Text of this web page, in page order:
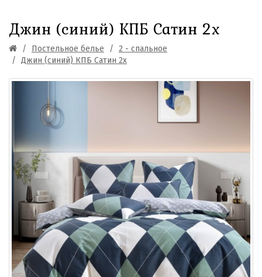
Джин (синий) КПБ Сатин 2х
Постельное белье
2 - спальное
Джин (синий) КПБ Сатин 2х